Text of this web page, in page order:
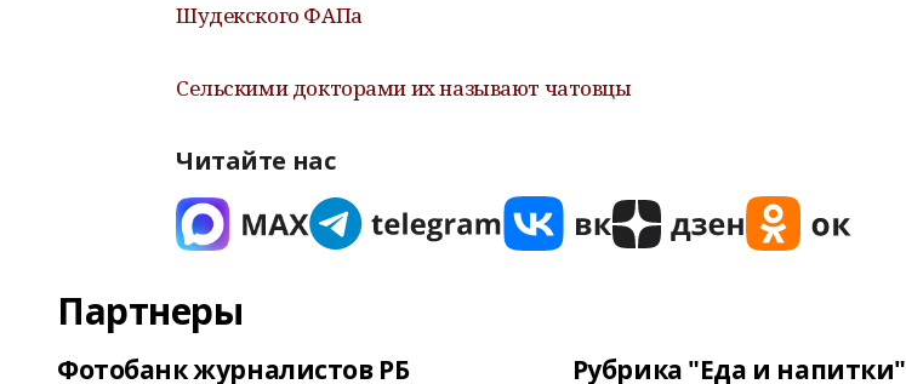
Шудекского ФАПа
Сельскими докторами их называют чатовцы
Читайте нас
Партнеры
Фотобанк журналистов РБ Рубрика "Еда и напитки"